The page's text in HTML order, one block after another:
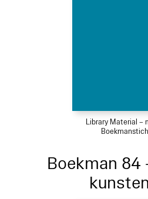
Library Material –
Boekman 84